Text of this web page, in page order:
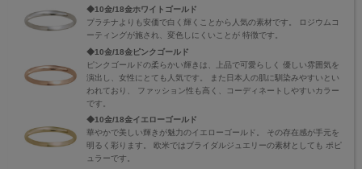
◆10金/18金ホワイトゴールド
プラチナよりも安価で白く輝くことから人気の素材です。 ロジウムコ
ーティングが施され、変色しにくいことが 特徴です。
◆10金/18金ピンクゴールド
ピンクゴールドの柔らかい輝きは、上品で可愛らしく 優しい雰囲気を
演出し、女性にとても人気です。 また日本人の肌に馴染みやすいとい
われており、 ファッション性も高く、コーディネートしやすいカラー
です。
◆10金/18金イエローゴールド
華やかで美しい輝きが魅力のイエローゴールド。 その存在感が手元を
明るく彩ります。 欧米ではブライダルジュエリーの素材としても ポピ
ュラーです。